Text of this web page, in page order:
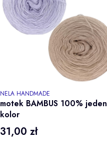
motek BAMBUS 100% jeden
kolor
PRODUCENT
NELA HANDMADE
Cena
31,00 zł